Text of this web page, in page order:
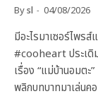
Bysl 04/08/2026
มีอะไรมาเซอร์ไพร
#cooheart ประเดิ
เรื่อง “แม่บ้านอมตะ
พลิกบทบาทมาเล่นค